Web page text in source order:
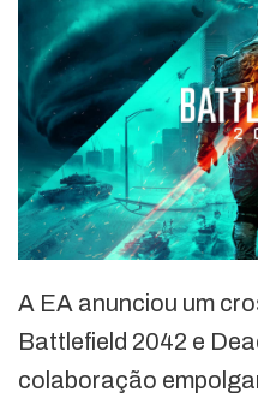
A EA anunciou um
Battlefield 2042 e
colaboração